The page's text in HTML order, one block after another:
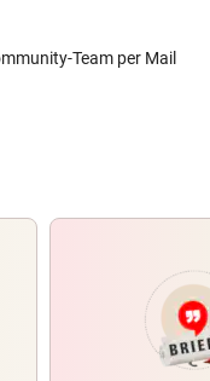
Team per Mail